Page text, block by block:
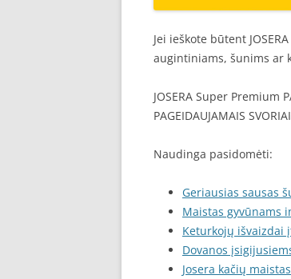
Jei ieškote būtent
augintiniams, šunims ar
JOSERA Super Premium
PAGEIDAUJAMAIS
Naudinga pasidomėti:
Geriausias sausas
Maistas gyvūnams
Keturkojų išvaizdai
Dovanos
Josera kačių maistas